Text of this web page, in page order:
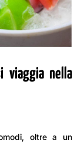
viaggia nella
oltre a un